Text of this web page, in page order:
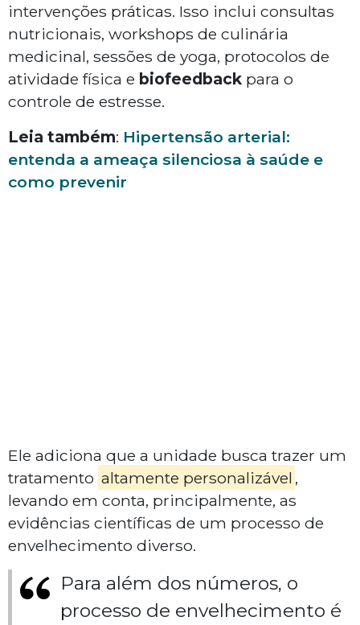
intervenções práticas. Isso inclui consultas
nutricionais, workshops de culinária
medicinal, sessões de yoga, protocolos de
atividade física e biofeedback para o
controle de estresse.
Leia também: Hipertensão arterial:
entenda a ameaça silenciosa à saúde e
como prevenir
Ele adiciona que a unidade busca trazer um
tratamento altamente personalizável ,
levando em conta, principalmente, as
evidências científicas de um processo de
envelhecimento diverso.
Para além dos números, o
processo de envelhecimento é